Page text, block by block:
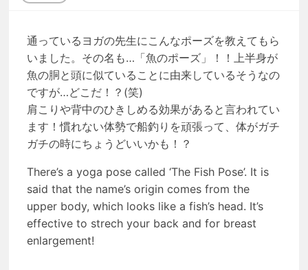
通っているヨガの先生にこんなポーズを教えてもら
いました。その名も…「魚のポーズ」！！上半身が
魚の胴と頭に似ていることに由来しているそうなの
ですが…どこだ！？(笑)
肩こりや背中のひきしめる効果があると言われてい
ます！慣れない体勢で船釣りを頑張って、体がガチ
ガチの時にちょうどいいかも！？
There’s a yoga pose called ‘The Fish Pose’. It is
said that the name’s origin comes from the
upper body, which looks like a fish’s head. It’s
effective to strech your back and for breast
enlargement!